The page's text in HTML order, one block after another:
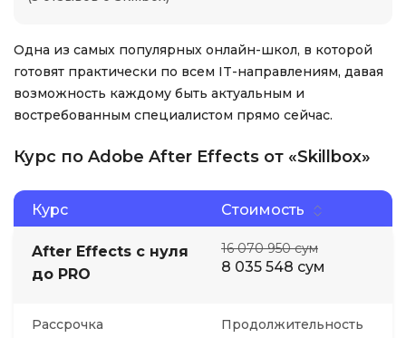
Одна из самых популярных онлайн-школ, в которой
готовят практически по всем IT-направлениям, давая
возможность каждому быть актуальным и
востребованным специалистом прямо сейчас.
Курс по Adobe After Effects от «Skillbox»
Курс Стоимость
After Effects с нуля
до PRO
16 070 950 сум
8 035 548 сум
Рассрочка Продолжительность